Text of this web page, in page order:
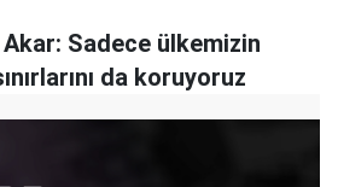
Akar: Sadece ülkemizin
da koruyoruz